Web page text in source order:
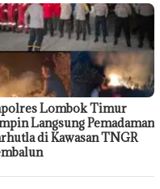
Lombok Timur
Langsung Pemadaman
di Kawasan TNGR